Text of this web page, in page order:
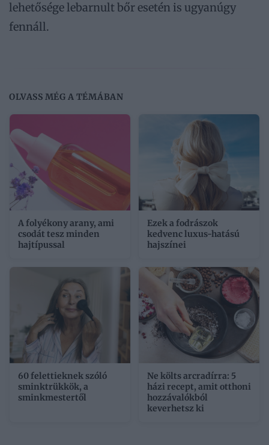
lehetősége lebarnult bőr esetén is ugyanúgy
fennáll.
OLVASS MÉG A TÉMÁBAN
A folyékony arany, ami
csodát tesz minden
hajtípussal
Ezek a fodrászok
kedvenc luxus-hatású
hajszínei
60 felettieknek szóló
sminktrükkök, a
sminkmestertől
Ne költs arcradírra: 5
házi recept, amit otthoni
hozzávalókból
keverhetsz ki